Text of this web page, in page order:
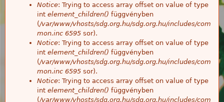
Notice: Trying to access array offset on value of type
int element_children() függvényben
(/var/www/vhosts/sdg.org.hu/sdg.org.hu/includes/com
mon.inc 6595 sor).
Notice: Trying to access array offset on value of type
int element_children() függvényben
(/var/www/vhosts/sdg.org.hu/sdg.org.hu/includes/com
mon.inc 6595 sor).
Notice: Trying to access array offset on value of type
int element_children() függvényben
(/var/www/vhosts/sdg.org.hu/sdg.org.hu/includes/com